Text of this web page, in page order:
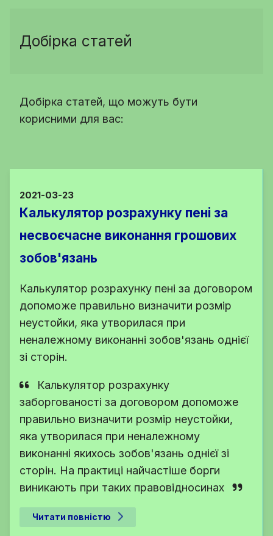
Добірка статей
Добірка статей, що можуть бути
корисними для вас:
2021-03-23
Калькулятор розрахунку пені за
несвоєчасне виконання грошових
зобов'язань
Калькулятор розрахунку пені за договором
допоможе правильно визначити розмір
неустойки, яка утворилася при
неналежному виконанні зобов'язань однієї
зі сторін.
Калькулятор розрахунку
заборгованості за договором допоможе
правильно визначити розмір неустойки,
яка утворилася при неналежному
виконанні якихось зобов'язань однієї зі
сторін. На практиці найчастіше борги
виникають при таких правовідносинах
Читати повністю